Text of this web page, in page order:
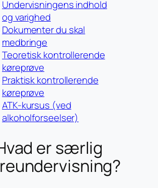
Undervisningens indhold
og varighed
Dokumenter du skal
medbringe
Teoretisk kontrollerende
køreprøve
Praktisk kontrollerende
køreprøve
ATK-kursus (ved
alkoholforseelser)
er særlig